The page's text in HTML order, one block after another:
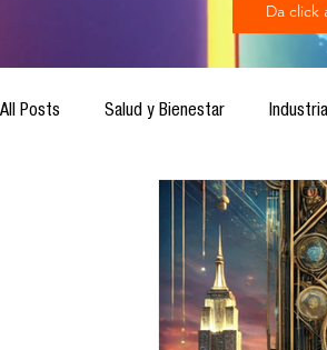
Da click
All Posts Salud y Bienestar
Cultura Digital
Ética de la Comunicación